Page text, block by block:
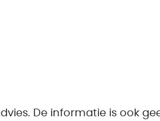
De informatie is ook